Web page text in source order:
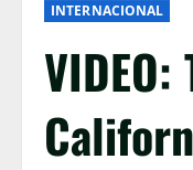
INTERNACIONAL